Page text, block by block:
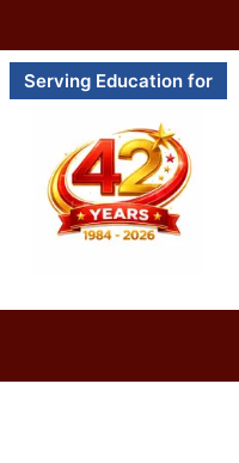
Serving Education for